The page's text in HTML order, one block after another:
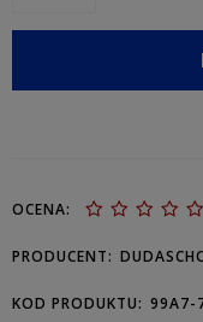
OCENA:
PRODUCENT:
KOD PRODUKTU: 99A7-